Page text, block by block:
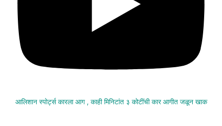
आलिशान स्पोर्ट्स कारला आग , काही मिनिटांत ३ कोटींची कार आगीत जळून खाक